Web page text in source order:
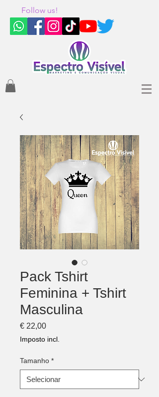
Follow us!
Pack Tshirt
Feminina + Tshirt
Masculina
€ 22,00Preço
Imposto incl.
Tamanho *